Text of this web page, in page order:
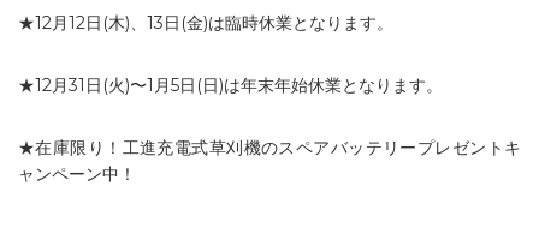
★12月12日(木)、13日(金)は臨時休業となります。
★12月31日(火)〜1月5日(日)は年末年始休業となります。
★在庫限り！工進充電式草刈機のスペアバッテリープレゼントキ
ャンペーン中！